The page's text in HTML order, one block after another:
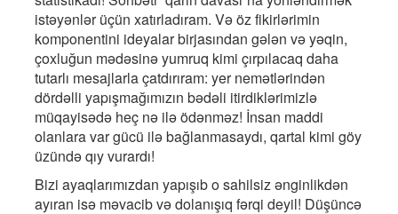
istəyənlər üçün xatırladıram. Və öz fikirlərimin
komponentini ideyalar birjasından gələn və yəqin,
çoxluğun mədəsinə yumruq kimi çırpılacaq daha
tutarlı mesajlarla çatdırıram: yer nemətlərindən
dördəlli yapışmağımızın bədəli itirdiklərimizlə
müqayisədə heç nə ilə ödənməz! İnsan maddi
olanlara var gücü ilə bağlanmasaydı, qartal kimi göy
üzündə qıy vurardı!
Bizi ayaqlarımızdan yapışıb o sahilsiz ənginlikdən
ayıran isə məvacib və dolanışıq fərqi deyil! Düşüncə